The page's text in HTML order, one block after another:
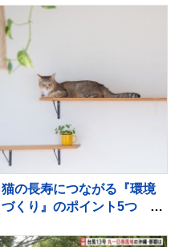
再生「兄猫たちがたまらん
ｗ」「見守り隊が増えて笑
った」
猫の長寿につながる『環境
づくり』のポイント5つ 愛
けるべきこととは